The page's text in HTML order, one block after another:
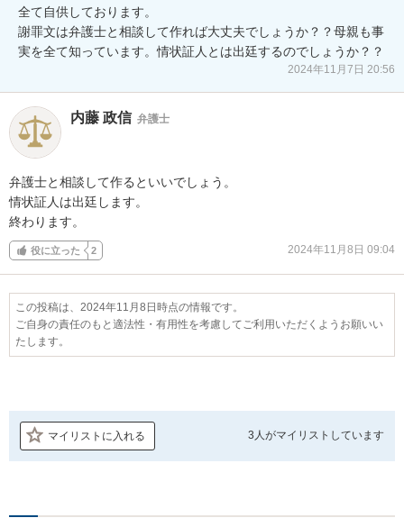
全て自供しております。
謝罪文は弁護士と相談して作れば大丈夫でしょうか？？母親も事
実を全て知っています。情状証人とは出廷するのでしょうか？？
2024年11月7日 20:56
内藤 政信 弁護士
弁護士と相談して作るといいでしょう。
情状証人は出廷します。
終わります。
役に立った 2 2024年11月8日 09:04
この投稿は、2024年11月8日時点の情報です。
ご自身の責任のもと適法性・有用性を考慮してご利用いただくようお願いい
たします。
マイリストに入れる 3人がマイリストしています